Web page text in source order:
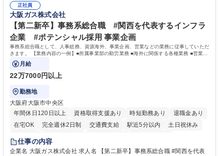
るので安心して入行いただけます。 幅広いキャリアの選択肢があり、公募
や社内副業等を活用し、 一人ひとりが挑戦できるカルチャーが浸透してい
ます。 学歴・資格 学歴：大学院 大学 高専 短大 専修学校 高校 語学力：
資格：
正社員
大阪ガス株式会社
【第二新卒】事務系総合職 #関西を代表するインフラ
企業 #ポテンシャル採用 事業企画
事務系総合職として、人事総務、資源海外、事業企画、営業などの業務に従事していただ
きます。 【業務内容の一例】■所属事業部の勤労業務 ■海外に関係する各種業務 ■営業部
門の企画スタッフ、ルート営業
月給
22万7000円以上
勤務地
大阪府大阪市中央区
年間休日120日以上
資格取得支援あり 時短勤務あり
退職金あり
在宅OK
完全週休2日制 交通費支給 駅近5分以内
土日祝休み
服装自由
第二新卒歓迎
仕事の内容
企業名 大阪ガス株式会社 求人名 【第二新卒】事務系総合職 #関西を代表